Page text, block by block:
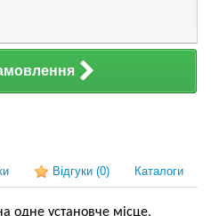
Відгуки (0) Каталоги
одне установче місце,